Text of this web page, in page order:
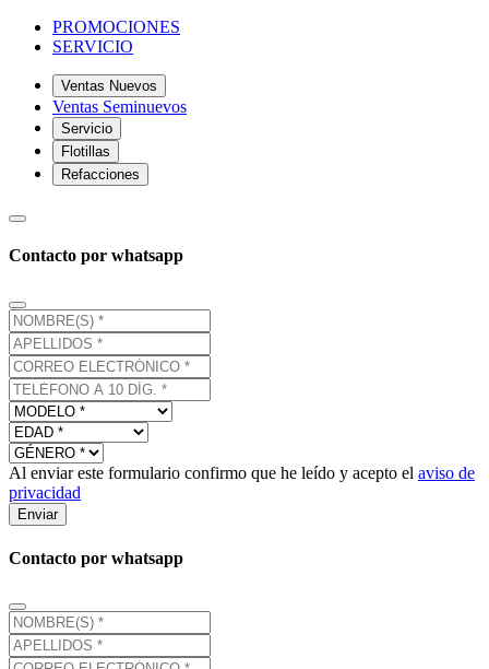
PROMOCIONES
SERVICIO
Ventas Nuevos
Ventas Seminuevos
Servicio
Flotillas
Refacciones
Contacto por whatsapp
Al enviar este formulario confirmo que he leído y acepto el aviso de
privacidad
Enviar
Contacto por whatsapp